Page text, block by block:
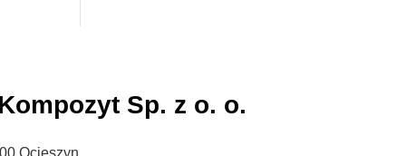
Sp. z o. o.
Ocieszyn